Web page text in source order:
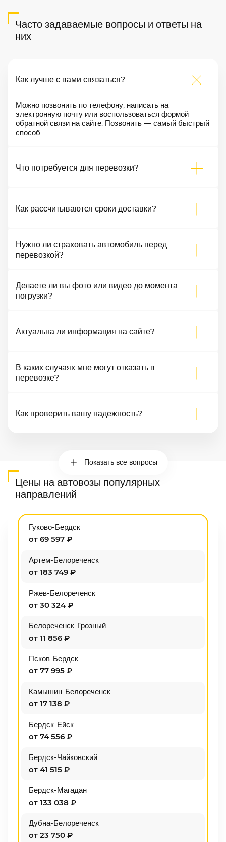
Часто задаваемые вопросы и ответы на
них
Как лучше с вами связаться?
Можно позвонить по телефону, написать на
электронную почту или воспользоваться формой
обратной связи на сайте. Позвонить — самый быстрый
способ.
Что потребуется для перевозки?
Как рассчитываются сроки доставки?
Нужно ли страховать автомобиль перед
перевозкой?
Делаете ли вы фото или видео до момента
погрузки?
Актуальна ли информация на сайте?
В каких случаях мне могут отказать в
перевозке?
Как проверить вашу надежность?
Показать все вопросы
Цены на автовозы популярных
направлений
Гуково-Бердск
от 69 597 ₽
Артем-Белореченск
от 183 749 ₽
Ржев-Белореченск
от 30 324 ₽
Белореченск-Грозный
от 11 856 ₽
Псков-Бердск
от 77 995 ₽
Камышин-Белореченск
от 17 138 ₽
Бердск-Ейск
от 74 556 ₽
Бердск-Чайковский
от 41 515 ₽
Бердск-Магадан
от 133 038 ₽
Дубна-Белореченск
от 23 750 ₽